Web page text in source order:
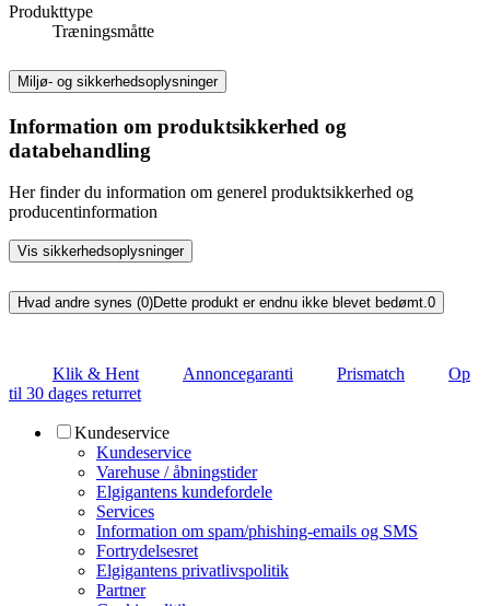
Produkttype
Træningsmåtte
Miljø- og sikkerhedsoplysninger
Information om produktsikkerhed og
databehandling
Her finder du information om generel produktsikkerhed og
producentinformation
Vis sikkerhedsoplysninger
Hvad andre synes (0)Dette produkt er endnu ikke blevet bedømt.0
Klik & Hent Annoncegaranti Prismatch
Op
til 30 dages returret
Kundeservice
Kundeservice
Varehuse / åbningstider
Elgigantens kundefordele
Services
Information om spam/phishing-emails og SMS
Fortrydelsesret
Elgigantens privatlivspolitik
Partner